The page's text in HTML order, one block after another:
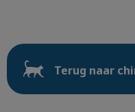
Terug naar